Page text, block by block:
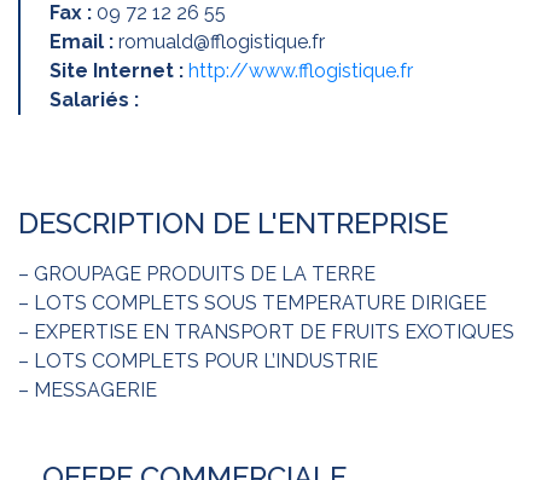
Fax : 09 72 12 26 55
Email : romuald@fflogistique.fr
Site Internet : http://www.fflogistique.fr
Salariés :
DESCRIPTION DE L'ENTREPRISE
– GROUPAGE PRODUITS DE LA TERRE
– LOTS COMPLETS SOUS TEMPERATURE DIRIGEE
– EXPERTISE EN TRANSPORT DE FRUITS EXOTIQUES
– LOTS COMPLETS POUR L’INDUSTRIE
– MESSAGERIE